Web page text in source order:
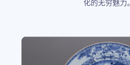
化的无穷魅力。